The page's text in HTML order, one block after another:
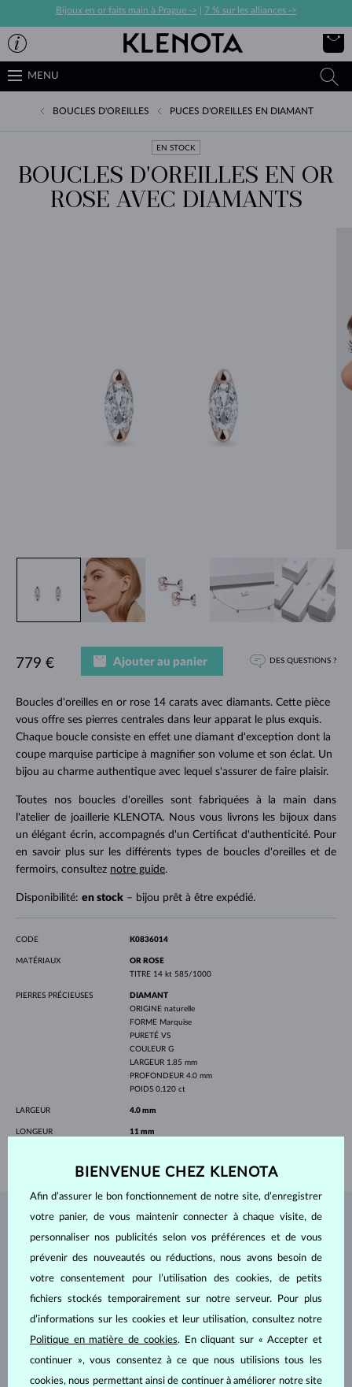
Bijoux en or faits main à Prague -> 7 % sur les alliances ->
MENU
BOUCLES D'OREILLES PUCES D'OREILLES EN DIAMANT
EN STOCK
BOUCLES D'OREILLES EN OR
ROSE AVEC DIAMANTS
Boucles d'oreilles en or rose 14 carats avec diamants. Cette pièce
vous offre ses pierres centrales dans leur apparat le plus exquis.
Chaque boucle consiste en effet une diamant d'exception dont la
coupe marquise participe à magnifier son volume et son éclat. Un
bijou au charme authentique avec lequel s'assurer de faire plaisir.
Toutes nos boucles d'oreilles sont fabriquées à la main dans
l'atelier de joaillerie KLENOTA. Nous vous livrons les bijoux dans
un élégant écrin, accompagnés d'un Certificat d'authenticité. Pour
en savoir plus sur les différents types de boucles d'oreilles et de
fermoirs, consultez notre guide.
Disponibilité: en stock– bijou prêt à être expédié.
779 € Ajouter au panier DES QUESTIONS ?
CODE K0836014
MATÉRIAUX
OR ROSE
TITRE 14 kt 585/1000
PIERRES PRÉCIEUSES
DIAMANT
ORIGINE naturelle
FORME Marquise
PURETÉ VS
COULEUR G
LARGEUR 1.85 mm
PROFONDEUR 4.0 mm
POIDS 0.120 ct
LARGEUR 4.0 mm
LONGEUR 11 mm
BIJOUX DE L'ATELIER KLENOTA
BIENVENUE CHEZ KLENOTA
Afin d’assurer le bon fonctionnement de notre site, d’enregistrer
votre panier, de vous maintenir connecter à chaque visite, de
personnaliser nos publicités selon vos préférences et de vous
prévenir des nouveautés ou réductions, nous avons besoin de
votre consentement pour l’utilisation des cookies, de petits
fichiers stockés temporairement sur notre serveur. Pour plus
d’informations sur les cookies et leur utilisation, consultez notre
Politique en matière de cookies. En cliquant sur « Accepter et
continuer », vous consentez à ce que nous utilisions tous les
cookies, nous permettant ainsi de continuer à améliorer notre site